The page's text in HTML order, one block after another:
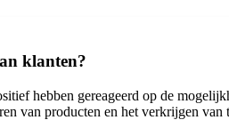
klanten?
hebben gereageerd op de
van producten en het verkrijgen van